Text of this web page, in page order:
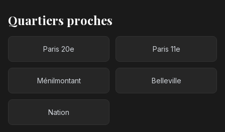
Quartiers proches
Paris 20e Paris 11e
Ménilmontant Belleville
Nation